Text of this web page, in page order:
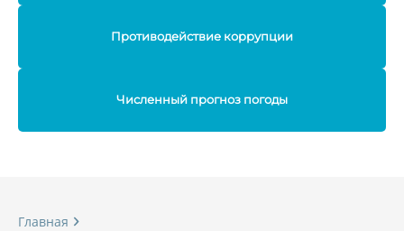
Противодействие коррупции
Численный прогноз погоды
Главная